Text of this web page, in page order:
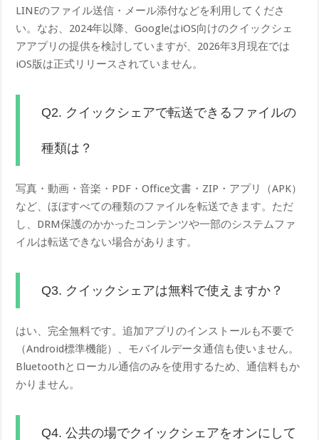
LINEのファイル送信・メール添付などを利用してくださ
い。なお、2024年以降、GoogleはiOS向けのクイックシェ
アアプリの提供を検討していますが、2026年3月現在では
iOS版は正式リリースされていません。
Q2. クイックシェアで転送できるファイルの
種類は？
写真・動画・音楽・PDF・Office文書・ZIP・アプリ（APK）
など、ほぼすべての種類のファイルを転送できます。ただ
し、DRM保護のかかったコンテンツや一部のシステムファ
イルは転送できない場合があります。
Q3. クイックシェアは無料で使えますか？
はい、完全無料です。追加アプリのインストールも不要で
（Android標準機能）、モバイルデータ通信も使いません。
Bluetoothとローカル通信のみを使用するため、通信料もか
かりません。
Q4. 公共の場でクイックシェアをオンにして